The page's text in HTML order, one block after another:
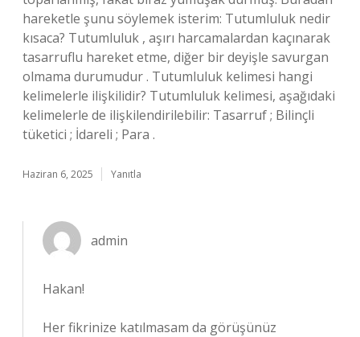
hareketle şunu söylemek isterim: Tutumluluk nedir
kısaca? Tutumluluk , aşırı harcamalardan kaçınarak
tasarruflu hareket etme, diğer bir deyişle savurgan
olmama durumudur . Tutumluluk kelimesi hangi
kelimelerle ilişkilidir? Tutumluluk kelimesi, aşağıdaki
kelimelerle de ilişkilendirilebilir: Tasarruf ; Bilinçli
tüketici ; İdareli ; Para .
Haziran 6, 2025 Yanıtla
admin
Hakan!
Her fikrinize katılmasam da görüşünüz